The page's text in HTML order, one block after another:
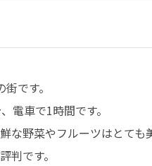
です。
電車で1時間です。
な野菜やフルーツはとても
判です。